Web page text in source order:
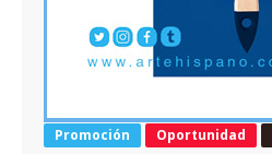
Promoción Oportunidad